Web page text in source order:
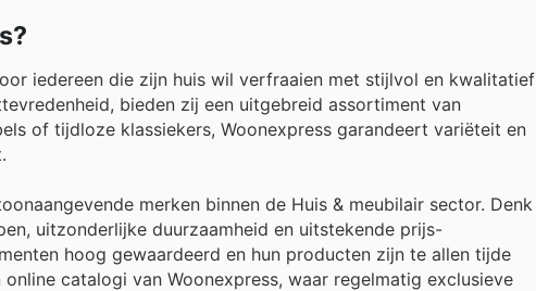
iedereen die zijn huis wil verfraaien met stijlvol en kwalitatief
bieden zij een uitgebreid assortiment van
of tijdloze klassiekers, Woonexpress garandeert variëteit en
merken binnen de Huis & meubilair sector. Denk
uitzonderlijke duurzaamheid en uitstekende prijs-
hoog gewaardeerd en hun producten zijn te allen tijde
catalogi van Woonexpress, waar regelmatig exclusieve